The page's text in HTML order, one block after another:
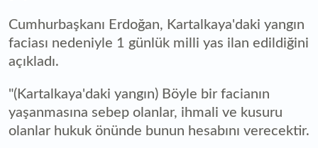
Cumhurbaşkanı Erdoğan, Kartalkaya'daki yangın
faciası nedeniyle 1 günlük milli yas ilan edildiğini
açıkladı.
"(Kartalkaya'daki yangın) Böyle bir facianın
yaşanmasına sebep olanlar, ihmali ve kusuru
olanlar hukuk önünde bunun hesabını verecektir.